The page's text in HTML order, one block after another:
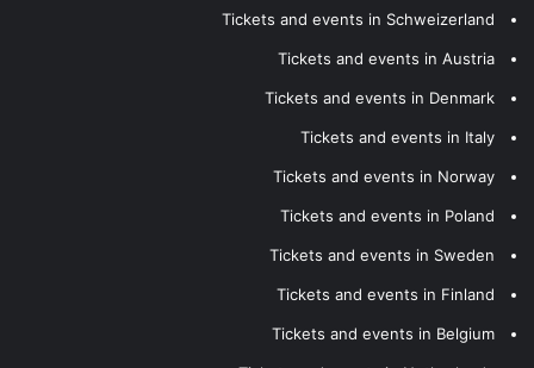
Tickets and events in Schweizerland
Tickets and events in Austria
Tickets and events in Denmark
Tickets and events in Italy
Tickets and events in Norway
Tickets and events in Poland
Tickets and events in Sweden
Tickets and events in Finland
Tickets and events in Belgium